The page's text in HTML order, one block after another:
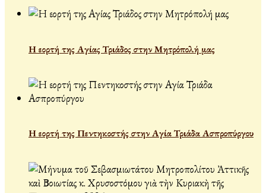
Η εορτή της Αγίας Τριάδος στην Μητρόπολή μας
Η εορτή της Πεντηκοστής στην Αγία Τριάδα Ασπροπύργου